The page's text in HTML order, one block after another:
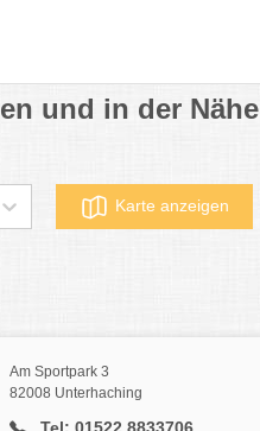
und in der Nähe
Karte anzeigen
Am Sportpark 3
82008 Unterhaching